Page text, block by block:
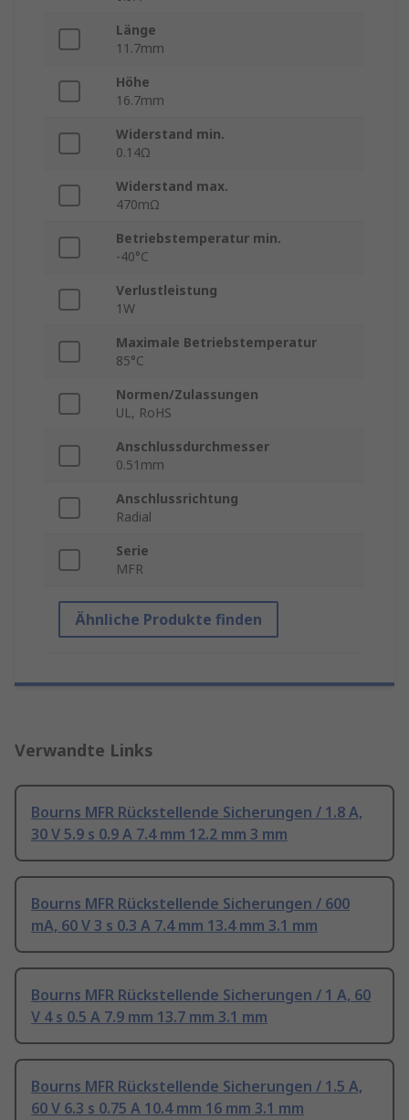
Länge
11.7mm
Höhe
16.7mm
Widerstand min.
0.14Ω
Widerstand max.
470mΩ
Betriebstemperatur min.
-40°C
Verlustleistung
1W
Maximale Betriebstemperatur
85°C
Normen/Zulassungen
UL, RoHS
Anschlussdurchmesser
0.51mm
Anschlussrichtung
Radial
Serie
MFR
Ähnliche Produkte finden
Verwandte Links
Bourns MFR Rückstellende Sicherungen / 1.8 A,
30 V 5.9 s 0.9 A 7.4 mm 12.2 mm 3 mm
Bourns MFR Rückstellende Sicherungen / 600
mA, 60 V 3 s 0.3 A 7.4 mm 13.4 mm 3.1 mm
Bourns MFR Rückstellende Sicherungen / 1 A, 60
V 4 s 0.5 A 7.9 mm 13.7 mm 3.1 mm
Bourns MFR Rückstellende Sicherungen / 1.5 A,
60 V 6.3 s 0.75 A 10.4 mm 16 mm 3.1 mm